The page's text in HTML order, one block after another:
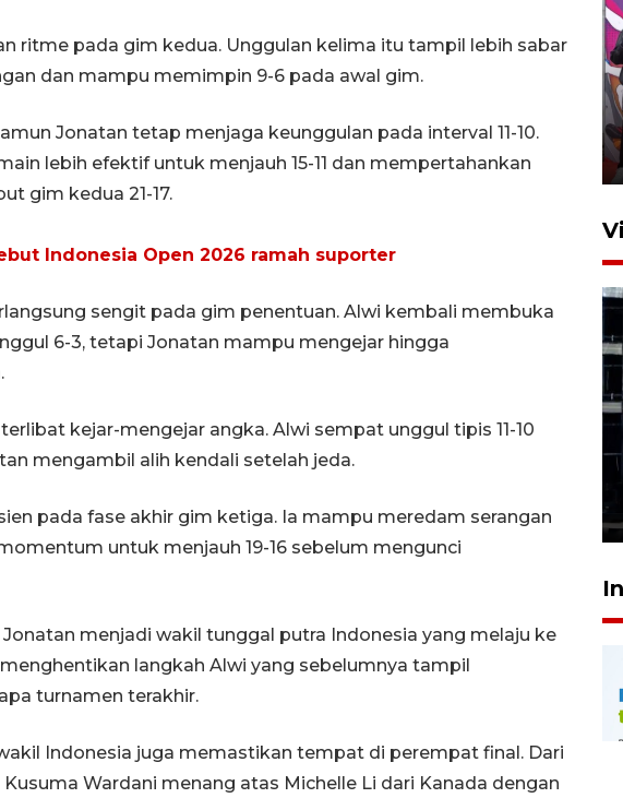
ritme pada gim kedua. Unggulan kelima itu tampil lebih sabar
dan mampu memimpin 9-6 pada awal gim.
Jonatan tetap menjaga keunggulan pada interval 11-10.
lebih efektif untuk menjauh 15-11 dan mempertahankan
gim kedua 21-17.
Indonesia Open 2026 ramah suporter
sengit pada gim penentuan. Alwi kembali membuka
6-3, tetapi Jonatan mampu mengejar hingga
kejar-mengejar angka. Alwi sempat unggul tipis 11-10
mengambil alih kendali setelah jeda.
pada fase akhir gim ketiga. Ia mampu meredam serangan
untuk menjauh 19-16 sebelum mengunci
menjadi wakil tunggal putra Indonesia yang melaju ke
langkah Alwi yang sebelumnya tampil
turnamen terakhir.
Indonesia juga memastikan tempat di perempat final. Dari
Wardani menang atas Michelle Li dari Kanada dengan
Ketua DPRD Syahrial hadiri
Bola Usia Dini
23 Juli 2026 21:36
Anak Putus Sekolah Lewat
Pendidikan Kesetaraan
30 Juli 2026 17:51